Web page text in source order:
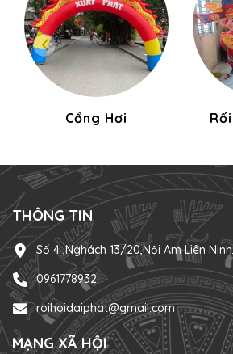
Cổng Hơi
THÔNG TIN
Số 4 ,Nghách 13/20,Nội Am Liên
0961778932
roihoidaiphat@gmail.com
MẠNG XÃ HỘI